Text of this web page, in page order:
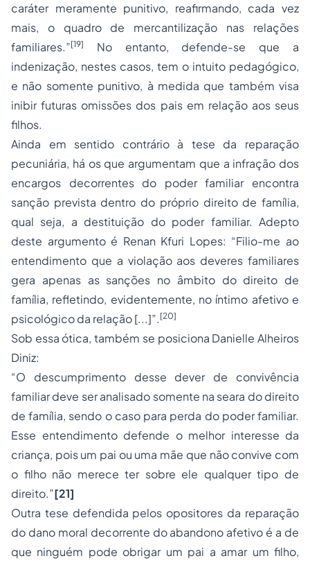
caráter meramente punitivo, reafirmando, cada vez
mais, o quadro de mercantilização nas relações
familiares.”[19]
No entanto, defende-se que a
indenização, nestes casos, tem o intuito pedagógico,
e não somente punitivo, à medida que também visa
inibir futuras omissões dos pais em relação aos seus
filhos.
Ainda em sentido contrário à tese da reparação
pecuniária, há os que argumentam que a infração dos
encargos decorrentes do poder familiar encontra
sanção prevista dentro do próprio direito de família,
qual seja, a destituição do poder familiar. Adepto
deste argumento é Renan Kfuri Lopes: “Filio-me ao
entendimento que a violação aos deveres familiares
gera apenas as sanções no âmbito do direito de
família, refletindo, evidentemente, no íntimo afetivo e
psicológico da relação [...]”. [20]
Sob essa ótica, também se posiciona Danielle Alheiros
Diniz:
“O descumprimento desse dever de convivência
familiar deve ser analisado somente na seara do direito
de família, sendo o caso para perda do poder familiar.
Esse entendimento defende o melhor interesse da
criança, pois um pai ou uma mãe que não convive com
o filho não merece ter sobre ele qualquer tipo de
direito.”[21]
Outra tese defendida pelos opositores da reparação
do dano moral decorrente do abandono afetivo é a de
que ninguém pode obrigar um pai a amar um filho,